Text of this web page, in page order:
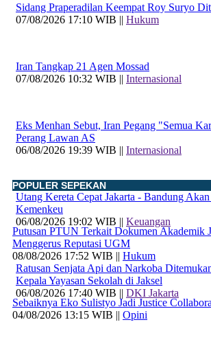
Sidang Praperadilan Keempat Roy Suryo
07/08/2026 17:10 WIB || Hukum
Iran Tangkap 21 Agen Mossad
07/08/2026 10:32 WIB || Internasional
Eks Menhan Sebut, Iran Pegang "Semua
Perang Lawan AS
06/08/2026 19:39 WIB || Internasional
Utang Kereta Cepat Jakarta - Bandung
Kemenkeu
06/08/2026 19:02 WIB || Keuangan
Ratusan Senjata Api dan Narkoba
Kepala Yayasan Sekolah di Jaksel
06/08/2026 17:40 WIB || DKI Jakarta
POPULER SEPEKAN
Putusan PTUN Terkait Dokumen Akademik
Menggerus Reputasi UGM
08/08/2026 17:52 WIB || Hukum
Sebaiknya Eko Sulistyo Jadi Justice
04/08/2026 13:15 WIB || Opini